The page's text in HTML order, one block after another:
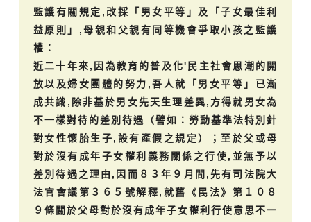
監護有關規定,改採「男女平等」及「子女最佳利
益原則」,母親和父親有同等機會爭取小孩之監護
權：
近二十年來,因為教育的普及化'民主社會思潮的開
放以及婦女團體的努力,吾人就「男女平等」已漸
成共識,除非基於男女先天生理差異,方得就男女為
不一樣對待的差別待遇（譬如：勞動基準法特別針
對女性懷胎生子,設有產假之規定）；至於父或母
對於沒有成年子女權利義務關係之行使,並無予以
差別待遇之理由,因而８３年９月間,先有司法院大
法官會議第３６５號解釋,就舊《民法》第１０８
９條關於父母對於沒有成年子女權利行使意思不一